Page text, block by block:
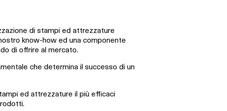
di stampi ed attrezzature
know-how ed una componente
di offrire al mercato.
che determina il successo di un
ed attrezzature il più efficaci